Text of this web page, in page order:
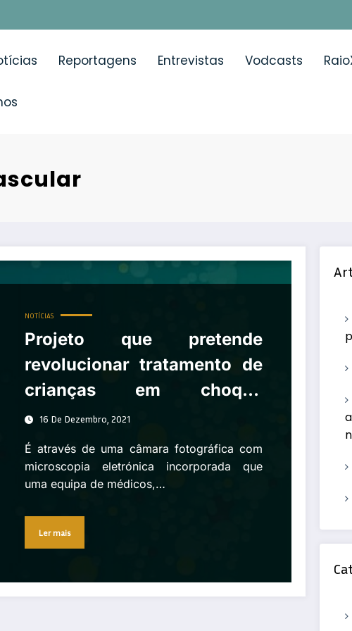
Reportagens Entrevistas Vodcasts
em choque cardiovascular vence Prémio MSD de
NOTÍCIAS
Projeto que pretende
revolucionar tratamento de
crianças em choque
cardiovascular vence
Prémio MSD de Investigação
em Saúde
16 De Dezembro, 2021
É através de uma câmara fotográfica com
microscopia eletrónica incorporada que
uma equipa de médicos,…
Ler mais